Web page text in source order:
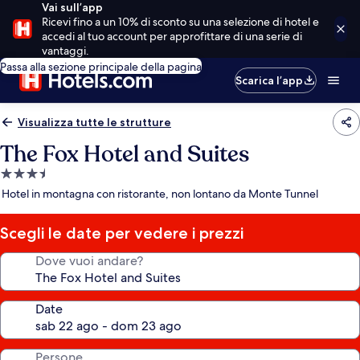
Vai sull’app
Ricevi fino a un 10% di sconto su una selezione di hotel e
accedi al tuo account per approfittare di una serie di
vantaggi.
Passa alla sezione principale della pagina
Scarica l’app
Visualizza tutte le strutture
The Fox Hotel and Suites
Struttura
a
stelle
Hotel in montagna con ristorante, non lontano da Monte Tunnel
Scegli le date per vedere i prezzi
Dove vuoi andare?
Date